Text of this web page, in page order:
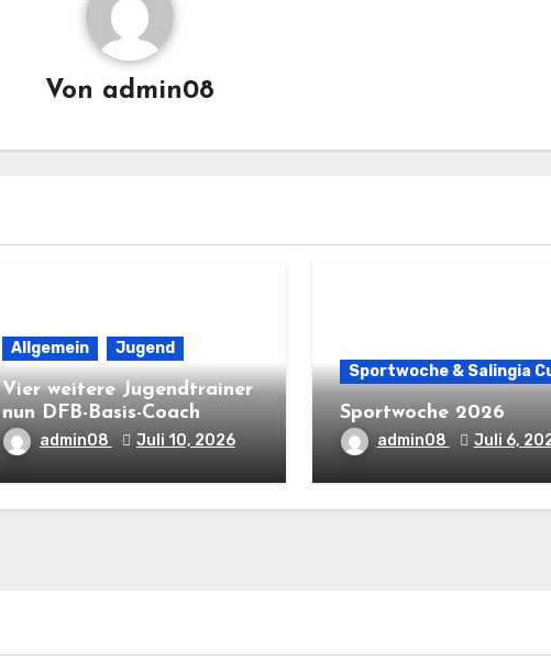
Von admin08
Allgemein Jugend
Vier weitere Jugendtrainer
nun DFB-Basis-Coach
admin08 Juli 10, 2026
Sportwoche & Salingia
Sportwoche 2026
admin08 Juli 6,